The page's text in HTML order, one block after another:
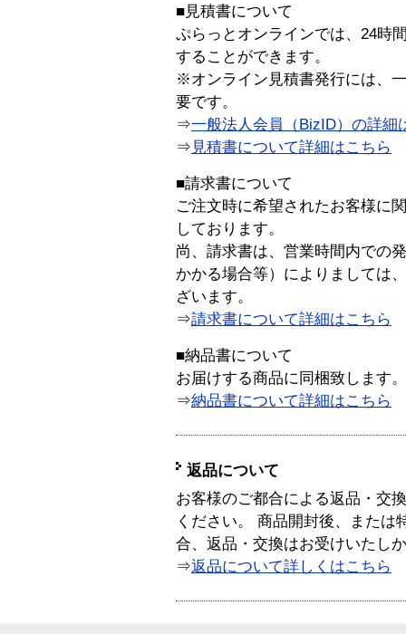
■見積書について
ぷらっとオンラインでは、24時
することができます。
※オンライン見積書発行には、
要です。
⇒一般法人会員（BizID）の詳細
⇒ 見積書について詳細はこちら
■請求書について
ご注文時に希望されたお客様に
しております。
尚、請求書は、営業時間内での
かかる場合等）によりましては
ざいます。
⇒請求書について詳細はこちら
■納品書について
お届けする商品に同梱致します。
⇒納品書について詳細はこちら
返品について
お客様のご都合による返品・交
ください。 商品開封後、または
合、返品・交換はお受けいたし
⇒返品について詳しくはこちら